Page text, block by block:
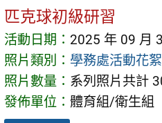
匹克球初級研習
活動日期： 2025 年 09 月
照片類別： 學務處活動花絮
照片數量： 系列照片共計
發佈單位： 體育組/衛生組